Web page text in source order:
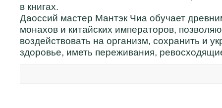
в книгах.
Даоссий мастер Мантэк Чиа обучает
монахов и китайских императоров,
воздействовать на организм, сохранить и
здоровье, иметь переживания,